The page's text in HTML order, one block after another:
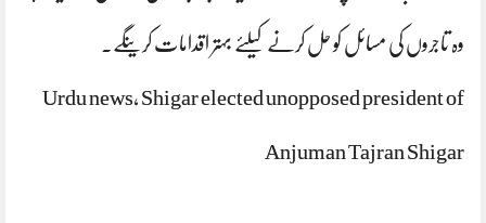
وہ تاجروں کی مسائل کو حل کرنے کیلئے بہتر اقدامات کرینگے۔
Urdu news, Shigar elected unopposed president of
Anjuman Tajran Shigar